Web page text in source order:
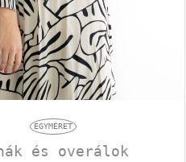
EGYMÉRET
és overálok